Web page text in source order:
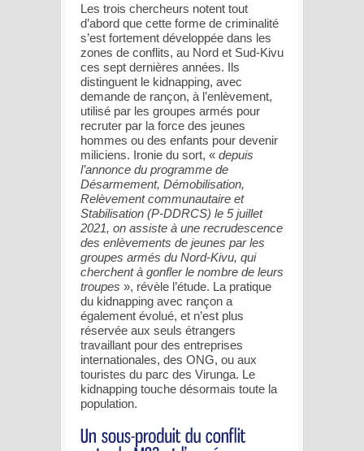
Les trois chercheurs notent tout
d’abord que cette forme de criminalité
s’est fortement développée dans les
zones de conflits, au Nord et Sud-Kivu
ces sept dernières années. Ils
distinguent le kidnapping, avec
demande de rançon, à l’enlèvement,
utilisé par les groupes armés pour
recruter par la force des jeunes
hommes ou des enfants pour devenir
miliciens. Ironie du sort, « depuis
l’annonce du programme de
Désarmement, Démobilisation,
Relèvement communautaire et
Stabilisation (P-DDRCS) le 5 juillet
2021, on assiste à une recrudescence
des enlèvements de jeunes par les
groupes armés du Nord-Kivu, qui
cherchent à gonfler le nombre de leurs
troupes », révèle l’étude. La pratique
du kidnapping avec rançon a
également évolué, et n’est plus
réservée aux seuls étrangers
travaillant pour des entreprises
internationales, des ONG, ou aux
touristes du parc des Virunga. Le
kidnapping touche désormais toute la
population.